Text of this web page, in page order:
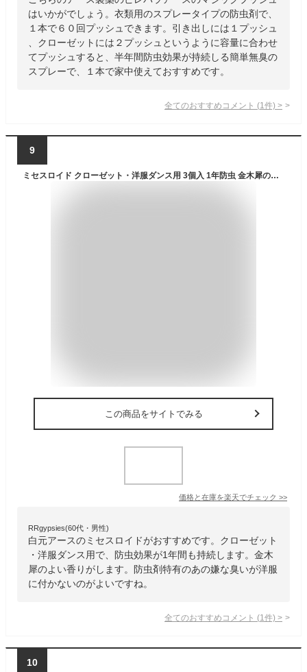
はいかがでしょう。衣類用のスプレータイプの防虫剤で、
１本で６０回プッシュできます。引き出しには１プッシュ
、クローゼットには２プッシュというように容量に合わせ
てプッシュすると、半年間防虫効果が持続しる簡単無臭の
スプレーで、１本で家中使えておすすめです。
全てのおすすめコメント (1 件) >
9
ミセスロイド クローゼット・洋服ダンス用 3個入 1年防虫 金木犀の香り 白元アース MロイドCLヨウタン3コ1ネンキンモク
この商品をサイトでみる
価格と在庫を楽天でチェック >>
RRgypsies(60代・男性)
白元アースのミセスロイドがおすすめです。クローゼット
・洋服ダンス用で、防虫効果が1年間も持続します。金木
犀のよい香りがします。防虫剤特有のあの嫌な臭いが洋服
に付かないのがよいですね。
全てのおすすめコメント (1 件) >
10